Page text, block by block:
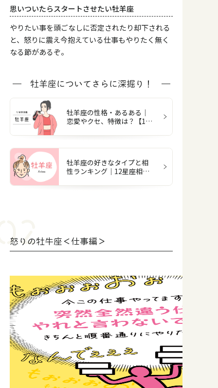
思いついたらスタートさせたい牡羊座
やりたい事を頭ごなしに否定されたり却下される
と、怒りに震え今抱えている仕事もやりたく無く
なる節があるぞ。
牡羊座についてさらに深掘り！
牡羊座の性格・あるある｜
恋愛やクセ、特徴は？【12
牡羊座の好きなタイプと相
性ランキング｜12星座相性
怒りの牡牛座＜仕事編＞